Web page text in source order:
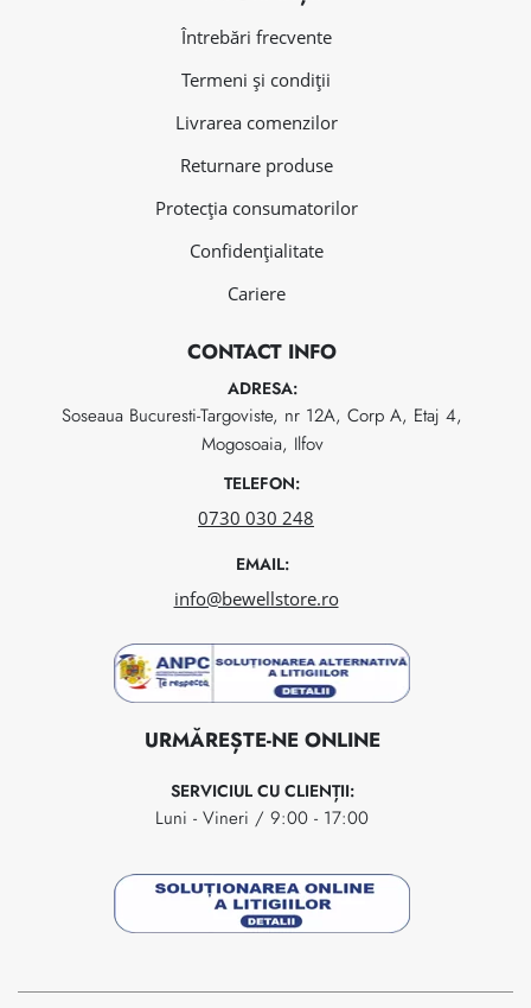
Întrebări frecvente
Termeni și condiții
Livrarea comenzilor
Returnare produse
Protecția consumatorilor
Confidențialitate
Cariere
CONTACT INFO
ADRESA:
Soseaua Bucuresti-Targoviste, nr 12A, Corp A, Etaj 4,
Mogosoaia, Ilfov
TELEFON:
0730 030 248
EMAIL:
info@bewellstore.ro
URMĂREȘTE-NE ONLINE
SERVICIUL CU CLIENȚII:
Luni - Vineri / 9:00 - 17:00